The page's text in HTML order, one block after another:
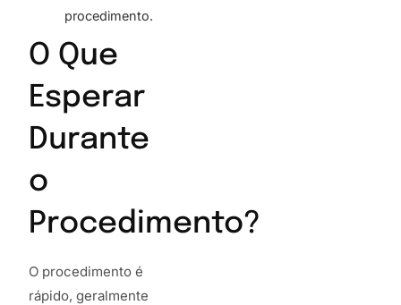
procedimento.
O Que
Esperar
Durante
o
Procedimento?
O procedimento é
rápido, geralmente